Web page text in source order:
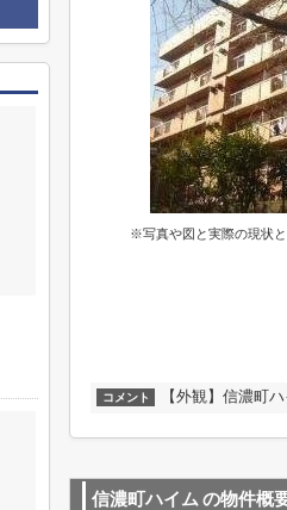
※写真や図と実際の現状
コメント 【外観】信濃町
信濃町ハイム の物件概